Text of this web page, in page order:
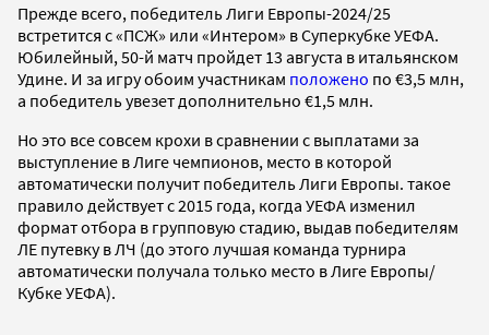
Прежде всего, победитель Лиги Европы-2024/25
встретится с «ПСЖ» или «Интером» в Суперкубке УЕФА.
Юбилейный, 50-й матч пройдет 13 августа в итальянском
Удине. И за игру обоим участникам положено по €3,5 млн,
а победитель увезет дополнительно €1,5 млн.
Но это все совсем крохи в сравнении с выплатами за
выступление в Лиге чемпионов, место в которой
автоматически получит победитель Лиги Европы. такое
правило действует с 2015 года, когда УЕФА изменил
формат отбора в групповую стадию, выдав победителям
ЛЕ путевку в ЛЧ (до этого лучшая команда турнира
автоматически получала только место в Лиге Европы/
Кубке УЕФА).